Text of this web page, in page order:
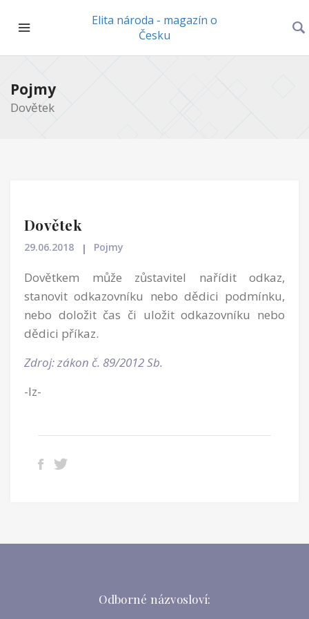
Elita národa - magazín o
Česku
Pojmy
Dovětek
Dovětek
29.06.2018 Pojmy
Dovětkem může zůstavitel nařídit odkaz,
stanovit odkazovníku nebo dědici podmínku,
nebo doložit čas či uložit odkazovníku nebo
dědici příkaz.
Zdroj: zákon č. 89/2012 Sb.
-lz-
Odborné názvosloví: